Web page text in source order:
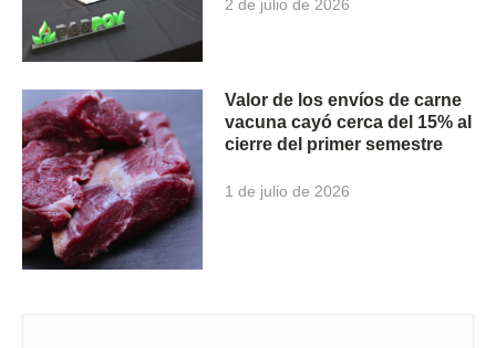
2 de julio de 2026
Valor de los envíos de carne
vacuna cayó cerca del 15% al
cierre del primer semestre
1 de julio de 2026